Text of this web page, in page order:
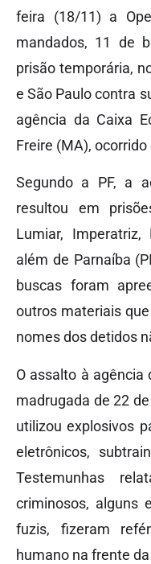
feira (18/11) a
mandados, 11 de
prisão temporária,
e São Paulo contra
agência da Caixa
Freire (MA),
Segundo a PF, a
resultou em
Lumiar,
além de Parnaíba
buscas foram
outros materiais
nomes dos detidos
O assalto à agência
madrugada de 22
utilizou explosivos
eletrônicos,
Testemunhas
criminosos, alguns
fuzis, fizeram
humano na frente